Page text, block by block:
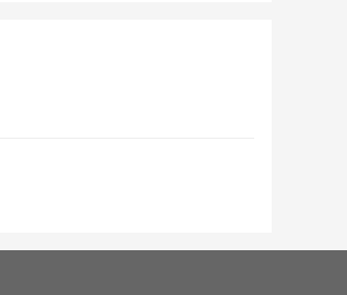
SERIES X|S、STEAM
ーショントーナメント
を参照します。
応じて調整を行います。
ントリー順の早い方を不戦